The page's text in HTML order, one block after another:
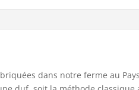
dans notre ferme au